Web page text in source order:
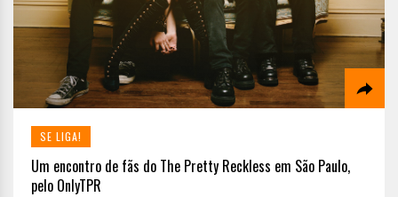
SE LIGA!
Um encontro de fãs do The Pretty Reckless em São Paulo,
pelo OnlyTPR